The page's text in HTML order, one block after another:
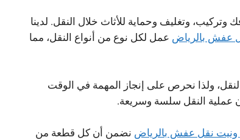
وتغليف وحماية للأثاث خلال النقل. لدينا
عفش بالرياض عمل لكل نوع من أنواع النقل، مما
ولذا نحرص على إنجاز المهمة في الوقت
عملية النقل سلسة وسريعة.
ونيت نقل عفش بالرياض نضمن أن كل قطعة من